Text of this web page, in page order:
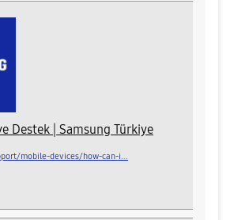
Destek | Samsung Türkiye
mobile-devices/how-can-i...